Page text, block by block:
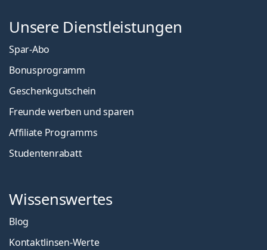
Unsere Dienstleistungen
Spar-Abo
Bonusprogramm
Geschenkgutschein
Freunde werben und sparen
Affiliate Programms
Studentenrabatt
Wissenswertes
Blog
Kontaktlinsen-Werte